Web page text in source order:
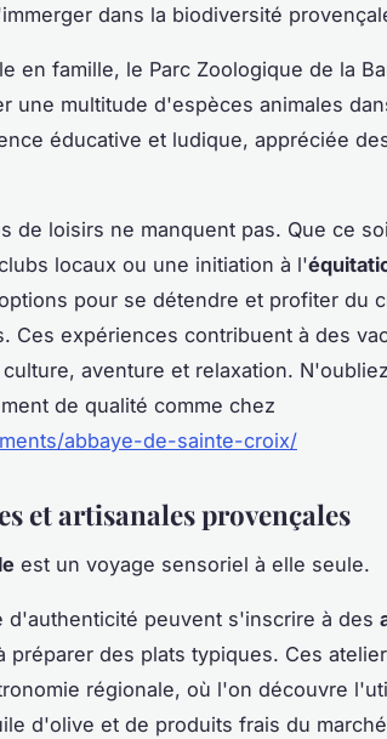
dans la biodiversité
en famille, le Parc Zoologique de la
une multitude d'espèces animales
éducative et ludique, appréciée
de loisirs ne manquent pas. Que ce
locaux ou une initiation à l'
pour se détendre et profiter du
Ces expériences contribuent à des
aventure et relaxation.
de qualité comme chez
abbaye-de-sainte-croix/
et artisanales provençales
est un voyage sensoriel à elle seule.
d'authenticité peuvent s'inscrire à des
préparer des plats typiques. Ces
régionale, où l'on découvre
d'olive et de produits frais du